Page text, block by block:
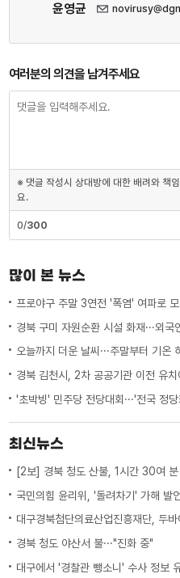
윤영균
여러분의 의견을 남겨주세요
※ 댓글 작성시 상대방에 대한 배려와 책
요.
0/300
많이 본 뉴스
경북 구미 자원순환 시설 화재···외국
오늘까지 더운 날씨···주말부터 기온
경북 김천시, 2차 공공기관 이전 유
'초박빙' 민주당 전당대회···'전국 정
최신뉴스
[2보] 경북 청도 산불, 1시간 30여 분
국민의힘 윤리위, '돌려차기' 가해 발
대구경북첨단의료산업진흥재단, 두
경북 청도 야산서 불···"진화 중"
대구에서 '경찰관 뺑소니' 수사 정보